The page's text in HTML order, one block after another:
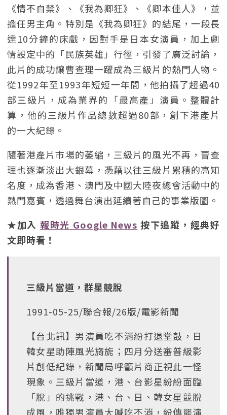
《情不自禁》、《我為卿狂》、《卿本佳人》，並
擔任男主角。特別是《我為卿狂》的結尾，一段長
達10分鐘的床戲，因對手是日本女演員，加上劇
情設定中的「民族英雄」行徑，引發了廣泛討論，
此片的成功讓曹查理一躍成為三級片的熱門人物。
從1992年至1993年短短一年間，他拍攝了超過40
部三級片，成為業界的「最高產」演員。整體計
算，他的三級片作品總數超過80部，創下港產片
的一大紀錄。
隨著港產片市場的萎縮，三級片的風光不再，曹查
理也逐漸淡出大銀幕，憑藉以往三級片累積的高知
名度，成為香港、澳門及中國大陸夜總會活動中的
熱門嘉賓，透過舞台演出延續著自己的事業版圖。
★加入 報時光 Google News 按下追蹤，經典好
文即時看！
三級片當道，群星競脫
1991-05-25/聯合報/26版/電影新聞
【台北訊】男演員吃不消紛打退堂鼓，日
韓女星助陣風光旖旎；四月分送審普級影
片創低紀錄，新聞局呼籲片商正視此一怪
現象。三級片當道，港、台影星紛紛面臨
「脫」的挑戰，港、台、日、韓女星競脫
成風，唯獨男演員大喊吃不消，紛傳罷演